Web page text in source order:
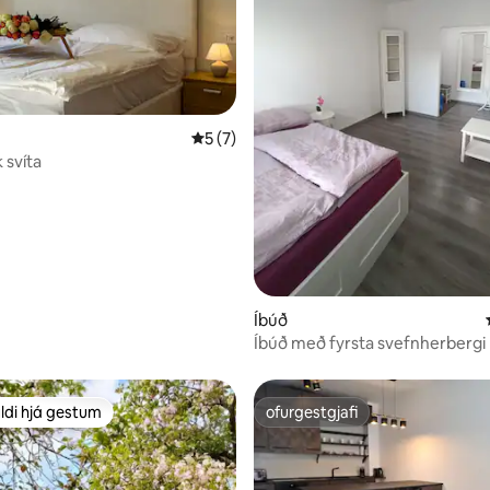
21 umsagnir 5 af 5 í meðaleinkunn, 7 umsagnir
5 (7)
svíta
Íbúð
Íbúð með fyrsta svefnherbergi
hjá gestum
hjá gestum ofurgestgjafi
ofurgestgjafi